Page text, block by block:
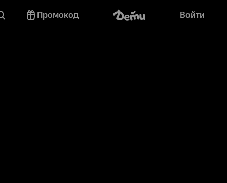
Промокод Войти